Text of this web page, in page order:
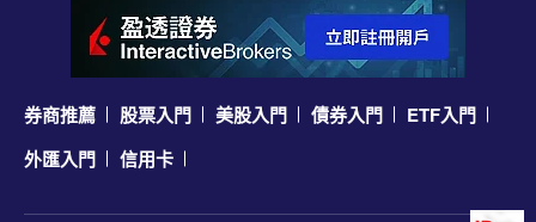
券商推薦 股票入門 美股入門 債券入門
ETF入門
外匯入門
信用卡